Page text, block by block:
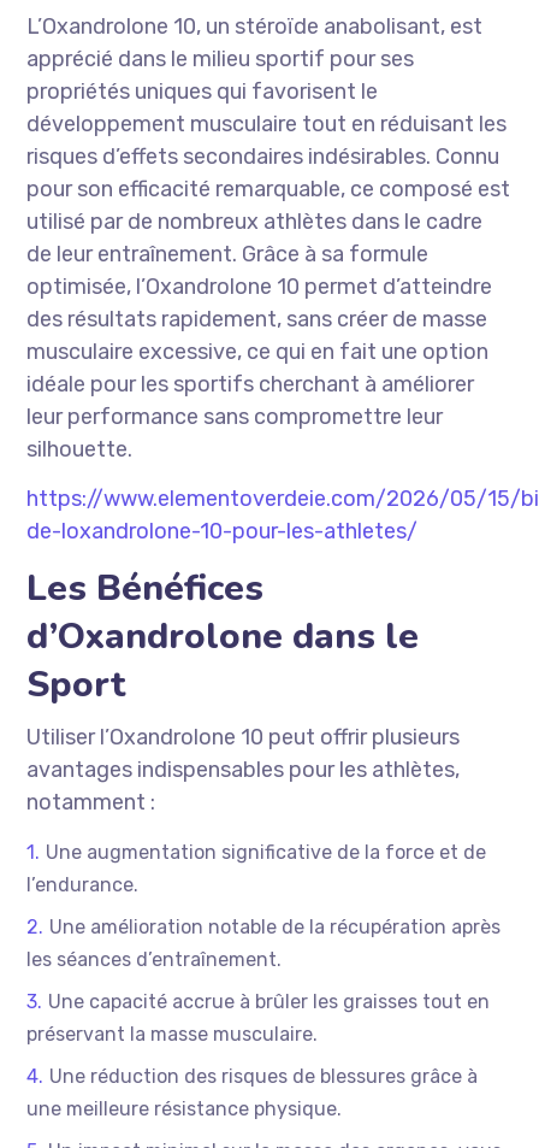
L’Oxandrolone 10, un stéroïde anabolisant, est
apprécié dans le milieu sportif pour ses
propriétés uniques qui favorisent le
développement musculaire tout en réduisant les
risques d’effets secondaires indésirables. Connu
pour son efficacité remarquable, ce composé est
utilisé par de nombreux athlètes dans le cadre
de leur entraînement. Grâce à sa formule
optimisée, l’Oxandrolone 10 permet d’atteindre
des résultats rapidement, sans créer de masse
musculaire excessive, ce qui en fait une option
idéale pour les sportifs cherchant à améliorer
leur performance sans compromettre leur
silhouette.
https://www.elementoverdeie.com/2026/05/15/
de-loxandrolone-10-pour-les-athletes/
Les Bénéfices
d’Oxandrolone dans le
Sport
Utiliser l’Oxandrolone 10 peut offrir plusieurs
avantages indispensables pour les athlètes,
notamment :
Une augmentation significative de la force et de
l’endurance.
Une amélioration notable de la récupération après
les séances d’entraînement.
Une capacité accrue à brûler les graisses tout en
préservant la masse musculaire.
Une réduction des risques de blessures grâce à
une meilleure résistance physique.